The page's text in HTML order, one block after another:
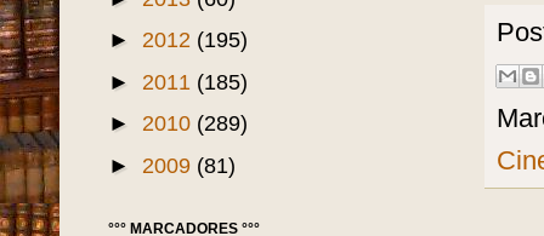
► 2017 (40)
(40)
► 2015 (63)
(47)
► 2013 (60)
►2012(195)